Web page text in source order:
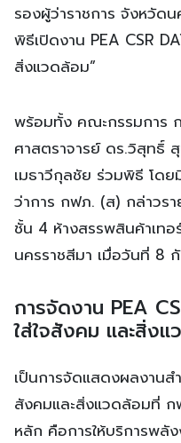
รองผู้ว่าราชการ จังหวัดน
พิธีเปิดงาน PEA CSR
สิ่งแวดล้อม”
พร้อมทั้ง คณะกรรมการ
ศาสตราจารย์ ดร.วิสุทธิ์
เมธาวีกุลชัย ร่วมพิธี โด
ว่าการ กฟภ. (ส) กล่าวร
ชั้น 4 ห้างสรรพสินค้าเท
นครราชสีมา เมื่อวันที่ 8
การจัดงาน PEA
ใส่ใจสังคม และสิ่งแ
เป็นการจัดแสดงผลงาน
สังคมและสิ่งแวดล้อมที่
หลัก คือการให้บริการพลั